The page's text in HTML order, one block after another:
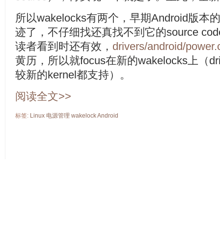
所以wakelocks有两个，早期Android版本
迹了，不仔细找还真找不到它的source
读者看到时还有效， drivers/android/
黄历，所以就focus在新的wakelocks上（
较新的kernel都支持）。
阅读全文>>
标签: Linux 电源管理 wakelockAndroid